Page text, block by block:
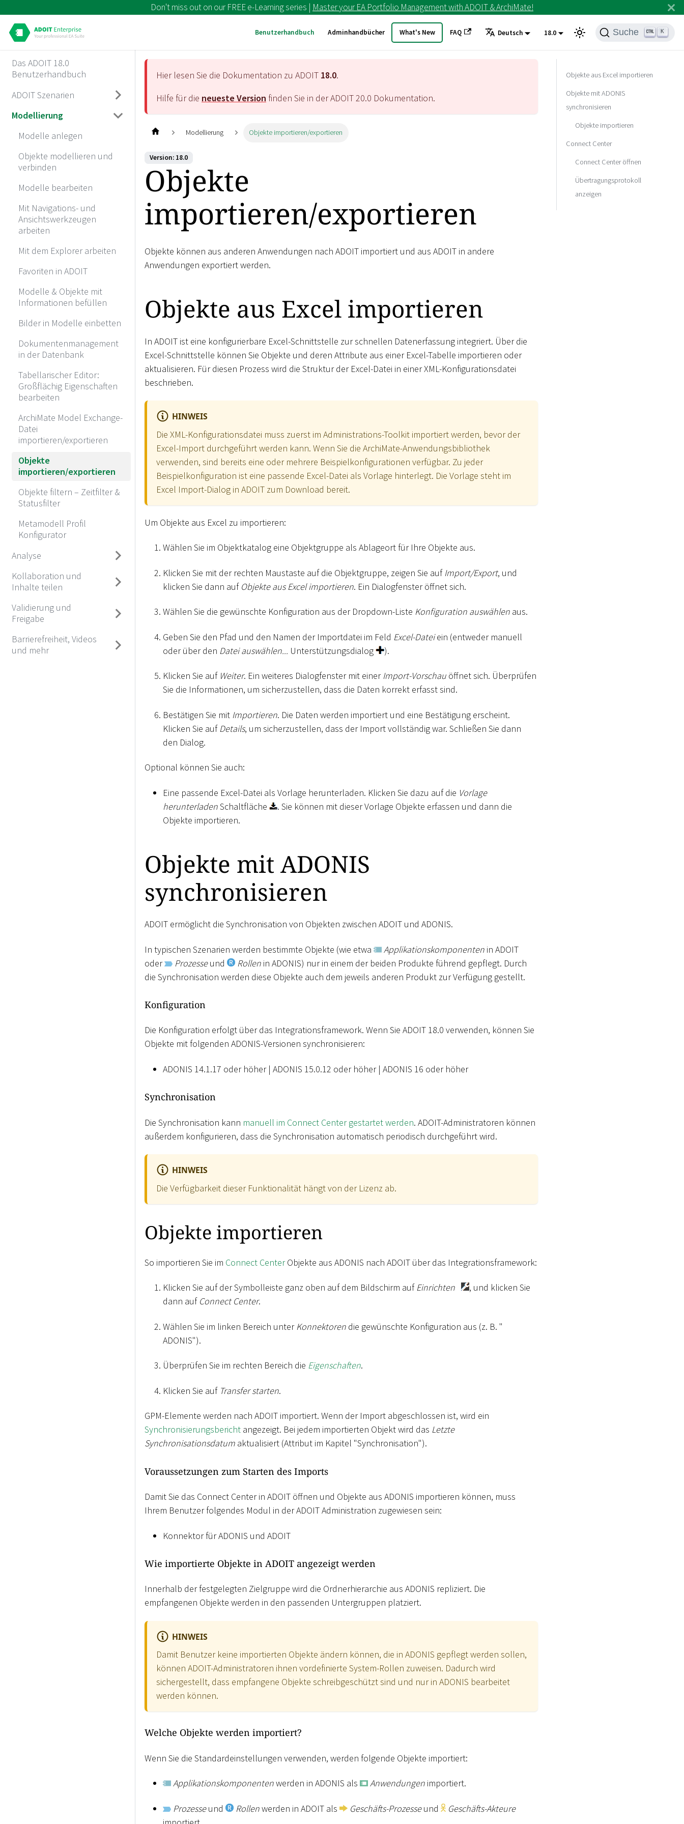
Don't miss out on our FREE e-Learning series | Master your EA Portfolio Management with ADOIT & ArchiMate!
Benutzerhandbuch Adminhandbücher What's New FAQ Deutsch 18.0 Suche K
Das ADOIT 18.0
Benutzerhandbuch
ADOIT Szenarien
Modellierung
Modelle anlegen
Objekte modellieren und
verbinden
Modelle bearbeiten
Mit Navigations- und
Ansichtswerkzeugen
arbeiten
Mit dem Explorer arbeiten
Favoriten in ADOIT
Modelle & Objekte mit
Informationen befüllen
Bilder in Modelle einbetten
Dokumentenmanagement
in der Datenbank
Tabellarischer Editor:
Großflächig Eigenschaften
bearbeiten
ArchiMate Model Exchange-
Datei
importieren/exportieren
Objekte
importieren/exportieren
Objekte filtern – Zeitfilter &
Statusfilter
Metamodell Profil
Konfigurator
Analyse
Kollaboration und
Inhalte teilen
Validierung und
Freigabe
Barrierefreiheit, Videos
und mehr
Hier lesen Sie die Dokumentation zu ADOIT 18.0.
Hilfe für die neueste Version finden Sie in der ADOIT20.0 Dokumentation.
Modellierung Objekte importieren/exportieren
Version: 18.0
Objekte
importieren/exportieren
Objekte können aus anderen Anwendungen nach ADOIT importiert und aus ADOIT in andere
Anwendungen exportiert werden.
Objekte aus Excel importieren
In ADOIT ist eine konfigurierbare Excel-Schnittstelle zur schnellen Datenerfassung integriert. Über die
Excel-Schnittstelle können Sie Objekte und deren Attribute aus einer Excel-Tabelle importieren oder
aktualisieren. Für diesen Prozess wird die Struktur der Excel-Datei in einer XML-Konfigurationsdatei
beschrieben.
HINWEIS
Die XML-Konfigurationsdatei muss zuerst im Administrations-Toolkit importiert werden, bevor der
Excel-Import durchgeführt werden kann. Wenn Sie die ArchiMate-Anwendungsbibliothek
verwenden, sind bereits eine oder mehrere Beispielkonfigurationen verfügbar. Zu jeder
Beispielkonfiguration ist eine passende Excel-Datei als Vorlage hinterlegt. Die Vorlage steht im
Excel Import-Dialog in ADOIT zum Download bereit.
Um Objekte aus Excel zu importieren:
Wählen Sie im Objektkatalog eine Objektgruppe als Ablageort für Ihre Objekte aus.
Klicken Sie mit der rechten Maustaste auf die Objektgruppe, zeigen Sie aufImport/Export, und
klicken Sie dann auf Objekte aus Excel importieren. Ein Dialogfenster öffnet sich.
Wählen Sie die gewünschte Konfiguration aus der Dropdown-Liste Konfiguration auswählen aus.
Geben Sie den Pfad und den Namen der Importdatei im Feld Excel-Dateiein (entweder manuell
oder über den Datei auswählen... Unterstützungsdialog ).
Klicken Sie auf Weiter. Ein weiteres Dialogfenster mit einerImport-Vorschau öffnet sich. Überprüfen
Sie die Informationen, um sicherzustellen, dass die Daten korrekt erfasst sind.
Bestätigen Sie mit Importieren. Die Daten werden importiert und eine Bestätigung erscheint.
Klicken Sie aufDetails, um sicherzustellen, dass der Import vollständig war. Schließen Sie dann
den Dialog.
Optional können Sie auch:
Eine passende Excel-Datei als Vorlage herunterladen. Klicken Sie dazu auf die Vorlage
herunterladenSchaltfläche
. Sie können mit dieser Vorlage Objekte erfassen und dann die
Objekte importieren.
Objekte mit ADONIS
synchronisieren
ADOIT ermöglicht die Synchronisation von Objekten zwischen ADOIT und ADONIS.
In typischen Szenarien werden bestimmte Objekte (wie etwa Applikationskomponenten in ADOIT
oder
Prozesseund Rollen in ADONIS) nur in einem der beiden Produkte führend gepflegt. Durch
die Synchronisation werden diese Objekte auch dem jeweils anderen Produkt zur Verfügung gestellt.
Konfiguration
Die Konfiguration erfolgt über das Integrationsframework. Wenn Sie ADOIT 18.0 verwenden, können Sie
Objekte mit folgenden ADONIS-Versionen synchronisieren:
ADONIS 14.1.17 oder höher | ADONIS 15.0.12 oder höher | ADONIS 16 oder höher
Synchronisation
Die Synchronisation kann manuell im Connect Center gestartet werden. ADOIT-Administratoren können
außerdem konfigurieren, dass die Synchronisation automatisch periodisch durchgeführt wird.
HINWEIS
Die Verfügbarkeit dieser Funktionalität hängt von der Lizenz ab.
Objekte importieren
So importieren Sie im Connect CenterObjekte aus ADONIS nach ADOIT über das Integrationsframework:
Klicken Sie auf der Symbolleiste ganz oben auf dem Bildschirm aufEinrichten
, und klicken Sie
dann auf Connect Center.
Wählen Sie im linken Bereich unterKonnektoren die gewünschte Konfiguration aus (z. B. "
ADONIS").
Überprüfen Sie im rechten Bereich die Eigenschaften.
Klicken Sie auf Transfer starten.
GPM-Elemente werden nach ADOIT importiert. Wenn der Import abgeschlossen ist, wird ein
Synchronisierungsbericht angezeigt. Bei jedem importierten Objekt wird das Letzte
Synchronisationsdatum aktualisiert (Attribut im Kapitel "Synchronisation").
Voraussetzungen zum Starten des Imports
Damit Sie das Connect Center in ADOIT öffnen und Objekte aus ADONIS importieren können, muss
Ihrem Benutzer folgendes Modul in der ADOIT Administration zugewiesen sein:
Konnektor für ADONIS und ADOIT
Wie importierte Objekte in ADOIT angezeigt werden
Innerhalb der festgelegten Zielgruppe wird die Ordnerhierarchie aus ADONIS repliziert. Die
empfangenen Objekte werden in den passenden Untergruppen platziert.
HINWEIS
Damit Benutzer keine importierten Objekte ändern können, die in ADONIS gepflegt werden sollen,
können ADOIT-Administratoren ihnen vordefinierte System-Rollen zuweisen. Dadurch wird
sichergestellt, dass empfangene Objekte schreibgeschützt sind und nur in ADONIS bearbeitet
werden können.
Welche Objekte werden importiert?
Wenn Sie die Standardeinstellungen verwenden, werden folgende Objekte importiert:
Applikationskomponentenwerden in ADONIS als Anwendungen importiert.
Prozesseund Rollenwerden in ADOIT als Geschäfts-Prozesseund
Geschäfts-Akteure
Objekte aus Excel importieren
Objekte mit ADONIS
synchronisieren
Objekte importieren
Connect Center
Connect Center öffnen
Übertragungsprotokoll
anzeigen